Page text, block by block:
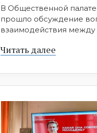
В Общественной
прошло обсуждение
взаимодействия между
Читать далее